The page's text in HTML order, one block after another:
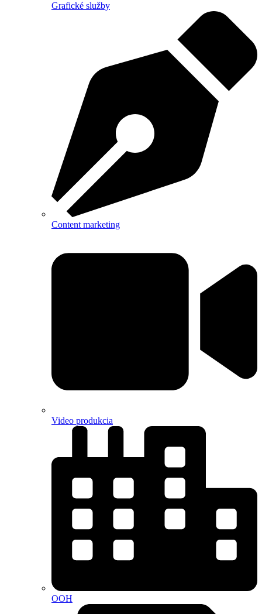
Grafické služby
Content marketing
Video produkcia
OOH